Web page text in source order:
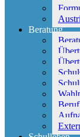
Beratung